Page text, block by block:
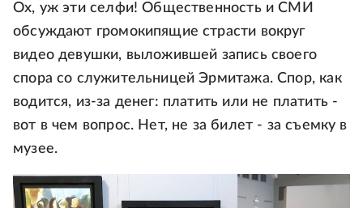
Ох, уж эти селфи! Общественность и СМИ
обсуждают громокипящие страсти вокруг
видео девушки, выложившей запись своего
спора со служительницей Эрмитажа. Спор, как
водится, из-за денег: платить или не платить -
вот в чем вопрос. Нет, не за билет - за съемку в
музее.